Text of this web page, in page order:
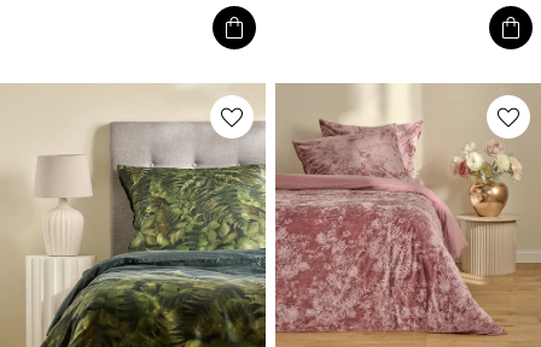
shopping_bag shopping_bag
favorite favorite